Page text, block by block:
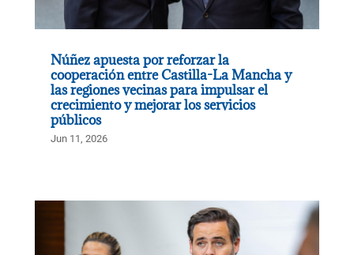
Núñez apuesta por reforzar la
cooperación entre Castilla-La Mancha y
las regiones vecinas para impulsar el
crecimiento y mejorar los servicios
públicos
Jun 11, 2026